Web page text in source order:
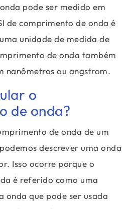
pode ser medido em
de comprimento de onda é
unidade de medida de
de onda também
nanômetros ou angstrom.
o
de onda?
de onda de um
descrever uma onda
Isso ocorre porque o
é referido como uma
onda que pode ser usada